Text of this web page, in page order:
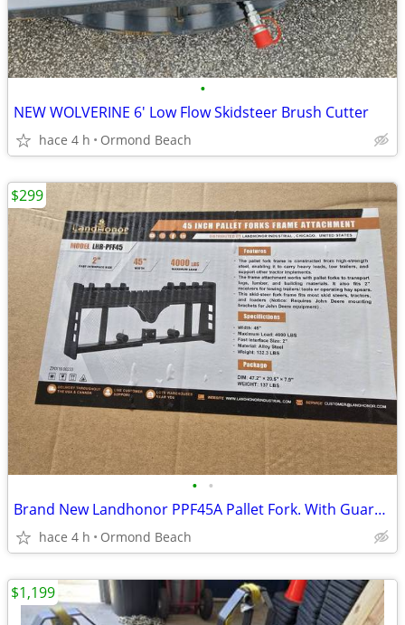
•
NEW WOLVERINE 6' Low Flow Skidsteer Brush Cutter
hace 4 h Ormond Beach
• •
Brand New Landhonor PPF45A Pallet Fork. With Guard Add 35.00 Frame
hace 4 h Ormond Beach
$299
$1,199